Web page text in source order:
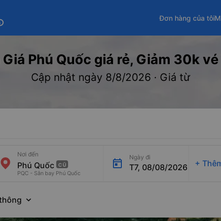
Đơn hàng của tôi
Phú Quốc giá rẻ, Giảm 30k
Cập nhật ngày 8/8/2026 · Giá từ
CŨ
Nơi đến
PQC - Sân bay Phú Quốc
Ngày đi
T7, 08/08/2026 +